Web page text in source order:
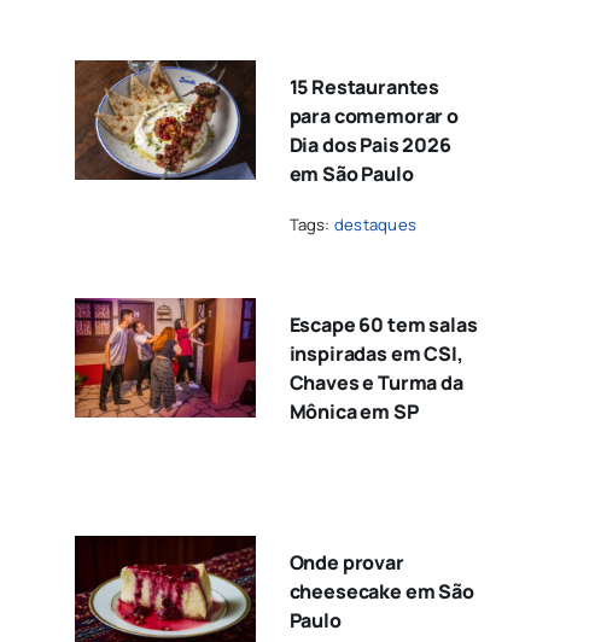
15 Restaurantes
para comemorar o
Dia dos Pais 2026
em São Paulo
Tags: destaques
Escape 60 tem salas
inspiradas em CSI,
Chaves e Turma da
Mônica em SP
Onde provar
cheesecake em São
Paulo